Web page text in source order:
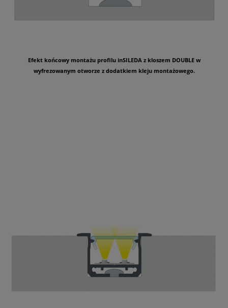
Efekt końcowy montażu profilu inSILEDA z kloszem DOUBLE w
wyfrezowanym otworze z dodatkiem kleju montażowego.